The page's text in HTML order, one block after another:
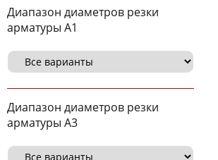
Диапазон диаметров резки
арматуры А1
Диапазон диаметров резки
арматуры А3